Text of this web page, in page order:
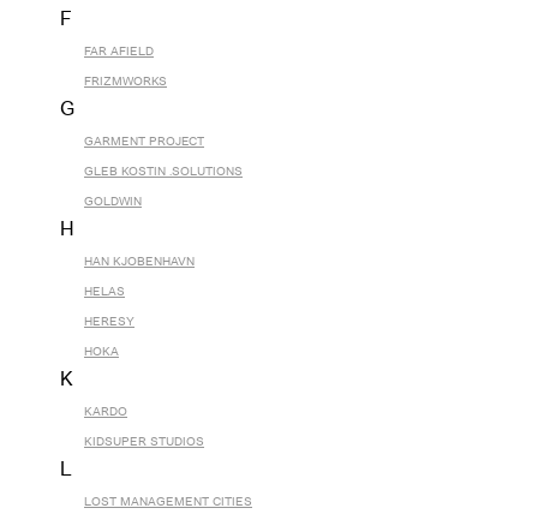
F
FAR AFIELD
FRIZMWORKS
G
GARMENT PROJECT
GLEB KOSTIN .SOLUTIONS
GOLDWIN
H
HAN KJOBENHAVN
HELAS
HERESY
HOKA
K
KARDO
KIDSUPER STUDIOS
L
LOST MANAGEMENT CITIES